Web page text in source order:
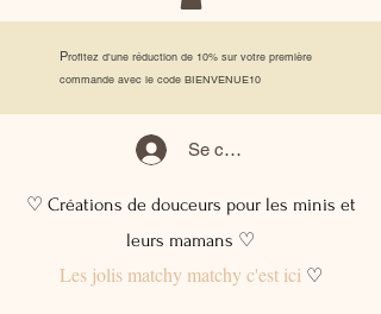
Profitez d'une réduction de 10% sur votre première
commande avec le code BIENVENUE10
Se connecter
♡ Créations de douceurs pour les minis et
leurs mamans ♡
Les jolis matchy matchy c'est ici♡